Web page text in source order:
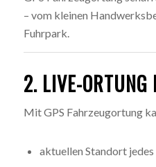
– vom kleinen
Fuhrpark.
2. LIVE-ORTUNG
Mit GPS Fahrzeugortung
aktuellen Standort jedes